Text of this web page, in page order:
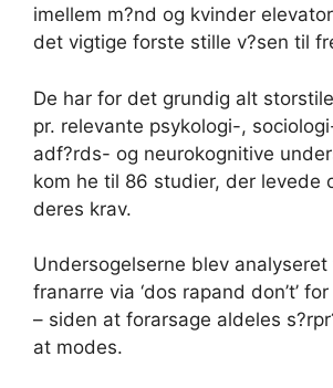
imellem m?nd og kvinder
det vigtige forste stille v?sen til
De har for det grundig alt
pr. relevante psykologi-,
adf?rds- og neurokognitive
kom he til 86 studier, der levede
deres krav.
Undersogelserne blev
franarre via ‘dos rapand don’t’
– siden at forarsage aldeles
at modes.